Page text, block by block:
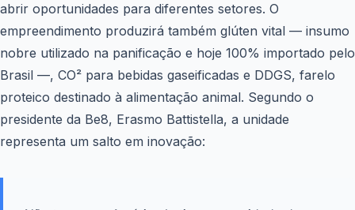
abrir oportunidades para diferentes setores. O
empreendimento produzirá também glúten vital — insumo
nobre utilizado na panificação e hoje 100% importado pelo
Brasil —, CO² para bebidas gaseificadas e DDGS, farelo
proteico destinado à alimentação animal. Segundo o
presidente da Be8, Erasmo Battistella, a unidade
representa um salto em inovação: